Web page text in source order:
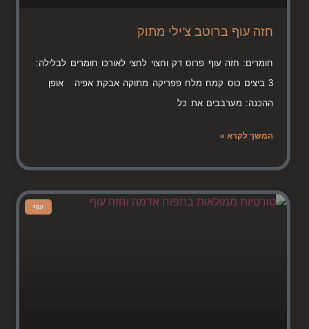
חזה עוף ברוטב צ'ילי מתוק
חומרים: חזה עוף פרוס דק וחצוי לחצי לאורכו חומרים לבלילה:
3 ביצים כוס קמח מלח פפריקה מתוקה אבקת אפיה אופן
ההכנה: מערבבים את כל
המשך לקרא »
עוף